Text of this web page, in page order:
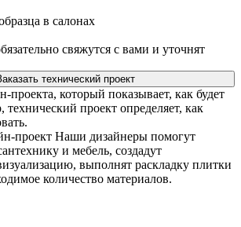
в салонах
свяжутся с вами и уточнят
технический проект
проекта, который показывает, как будет
технический проект определяет, как
проект Наши дизайнеры помогут
и мебель, создадут
выполнят раскладку плитки
количество материалов.